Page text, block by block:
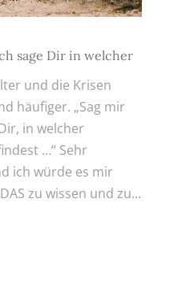
sage Dir in welcher
und die Krisen
häufiger. „Sag mir
in welcher
…“ Sehr
ich würde es mir
zu wissen und zu...